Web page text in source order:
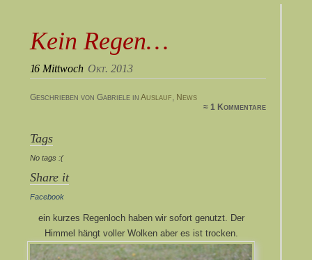
Kein Regen…
16 Mittwoch Okt. 2013
Geschrieben von Gabriele in Auslauf, News
≈ 1 Kommentare
Tags
No tags :(
Share it
Facebook
ein kurzes Regenloch haben wir sofort genutzt. Der
Himmel hängt voller Wolken aber es ist trocken.